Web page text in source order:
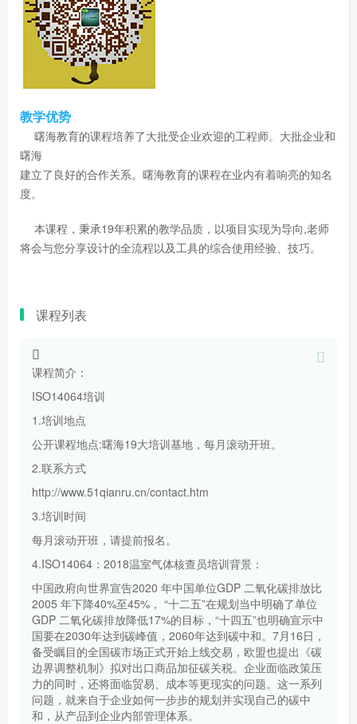
教学优势
曙海教育的课程培养了大批受企业欢迎的工程师。大批企业和
曙海
建立了良好的合作关系。曙海教育的课程在业内有着响亮的知名
度。
本课程，秉承19年积累的教学品质，以项目实现为导向,老师
将会与您分享设计的全流程以及工具的综合使用经验、技巧。
课程列表
课程简介：
ISO14064培训
1.培训地点
公开课程地点:曙海19大培训基地，每月滚动开班。
2.联系方式
http://www.51qianru.cn/contact.htm
3.培训时间
每月滚动开班，请提前报名。
4.ISO14064：2018温室气体核查员培训背景：
中国政府向世界宣告2020 年中国单位GDP 二氧化碳排放比
2005 年下降40%至45%， “十二五”在规划当中明确了单位
GDP 二氧化碳排放降低17%的目标，“十四五”也明确宣示中
国要在2030年达到碳峰值，2060年达到碳中和。7月16日，
备受瞩目的全国碳市场正式开始上线交易，欧盟也提出《碳
边界调整机制》拟对出口商品加征碳关税。企业面临政策压
力的同时，还将面临贸易、成本等更现实的问题。这一系列
问题，就来自于企业如何一步步的规划并实现自己的碳中
和，从产品到企业内部管理体系。